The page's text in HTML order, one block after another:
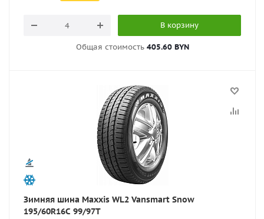
В корзину
Общая стоимость 405.60 BYN
Зимняя шина Maxxis WL2 Vansmart Snow
195/60R16C 99/97T